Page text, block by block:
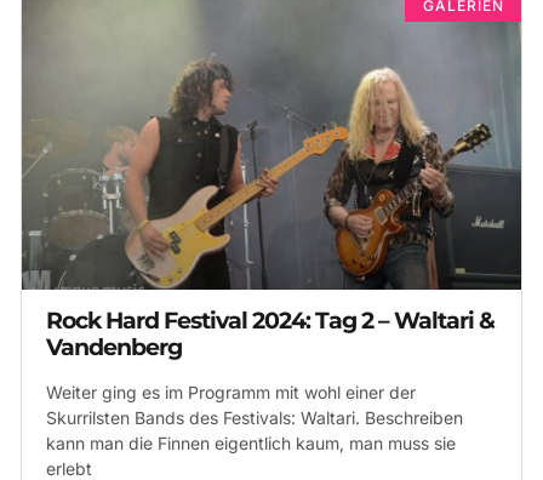
GALERIEN
Rock Hard Festival 2024: Tag 2 – Waltari &
Vandenberg
Weiter ging es im Programm mit wohl einer der
Skurrilsten Bands des Festivals: Waltari. Beschreiben
kann man die Finnen eigentlich kaum, man muss sie
erlebt